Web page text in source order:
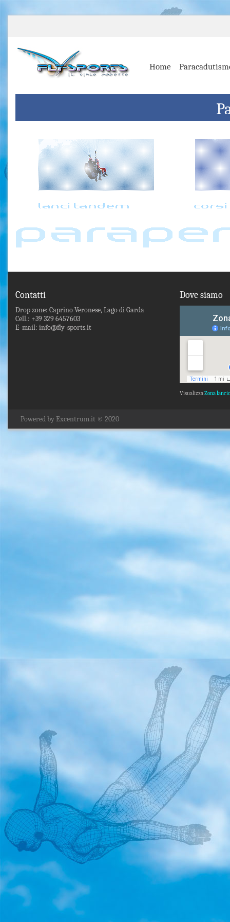
Home
Contatti
Drop zone: Caprino Veronese, Lago di Garda
Cell.: +39 329 6457603
E-mail: info@fly-sports.it
Dove siamo
VisualizzaZona
Powered by Excentrum.it © 2020